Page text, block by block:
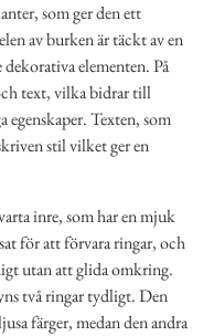
som ger den ett
av burken är täckt av en
elementen. På
text, vilka bidrar till
Texten, som
stil vilket ger en
inre, som har en mjuk
för att förvara ringar, och
utan att glida omkring.
två ringar tydligt. Den
färger, medan den andra